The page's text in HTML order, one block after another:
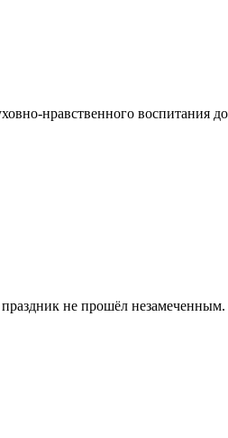
нравственного воспитания
не прошёл незамеченным.